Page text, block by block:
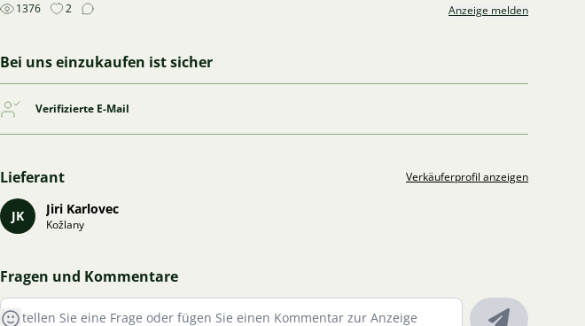
1376 2 Anzeige melden
Bei uns einzukaufen ist sicher
Verifizierte E-Mail
Lieferant Verkäuferprofil anzeigen
JK Jiri Karlovec
Kožlany
Fragen und Kommentare